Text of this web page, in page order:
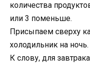
количества
или 3 поменьше.
Присыпаем сверху
холодильник на ночь.
К слову, для